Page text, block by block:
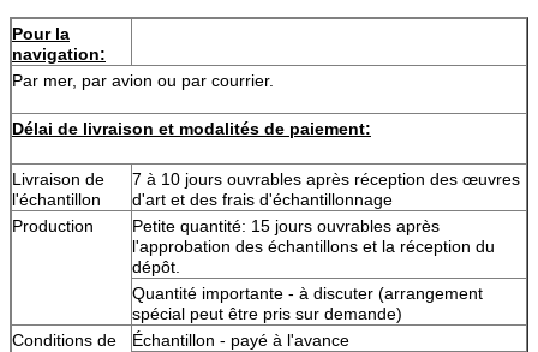
Pour la
navigation:
Par mer, par avion ou par courrier.
Délai de livraison et modalités de paiement:
Livraison de
l'échantillon
7 à 10 jours ouvrables après réception des œuvres
d'art et des frais d'échantillonnage
Production
Petite quantité: 15 jours ouvrables après
l'approbation des échantillons et la réception du
dépôt.
Quantité importante - à discuter (arrangement
spécial peut être pris sur demande)
Conditions de
Échantillon - payé à l'avance